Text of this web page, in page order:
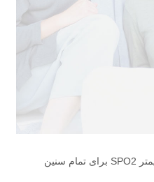
نمایشگر LED قابل حمل پالس اکسیمتر SPO2 برای تمام سنین